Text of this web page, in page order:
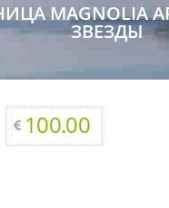
MAGNOLIA
ЗВЕЗДЫ
100.00